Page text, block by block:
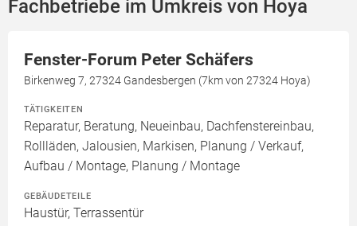
Fachbetriebe im Umkreis von Hoya
Fenster-Forum Peter Schäfers
Birkenweg 7, 27324 Gandesbergen (7km von 27324 Hoya)
TÄTIGKEITEN
Reparatur, Beratung, Neueinbau, Dachfenstereinbau,
Rollläden, Jalousien, Markisen, Planung / Verkauf,
Aufbau / Montage, Planung / Montage
GEBÄUDETEILE
Haustür, Terrassentür